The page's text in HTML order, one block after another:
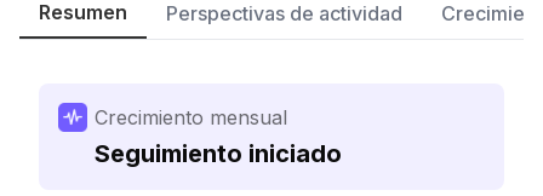
Resumen Perspectivas de actividad
Crecimiento mensual
Seguimiento iniciado